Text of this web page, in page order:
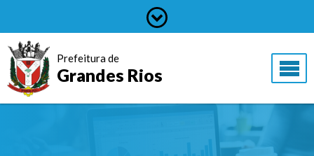
Prefeitura de
Grandes Rios